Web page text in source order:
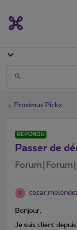
Proximus Pickx
RÉPONDU
Passer de
C
Bonjour,
Je suis client